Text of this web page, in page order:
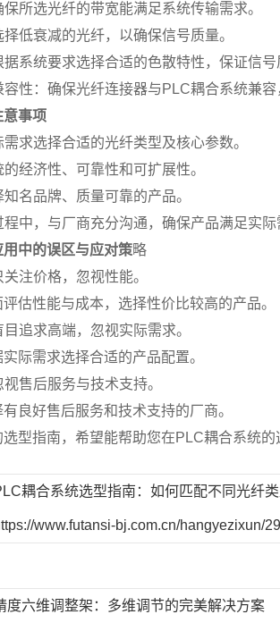
保所选光纤的带宽能满足系统传输需求。
低衰减的光纤，以确保信号质量。
系统要求选择合适的色散特性，保证信号
容性：确保光纤连接器与PLC耦合系统兼容
意事项
需求选择合适的光纤类型及核心参数。
经济性、可靠性和可扩展性。
名品牌、质量可靠的产品。
中，与厂商充分沟通，确保产品满足实际
用中的误区与应对策略
注价格，忽视性能。
估性能与成本，选择性价比较高的产品。
追求高端，忽视实际需求。
际需求选择合适的产品配置。
售后服务与技术支持。
良好售后服务和技术支持的厂商。
型指南，希望能帮助您在PLC耦合系统
耦合系统选型指南：如何匹配不同光纤类
www.futansi-bj.com.cn/hangyezixun/
度六维调整架：多维调节的完美解决方案